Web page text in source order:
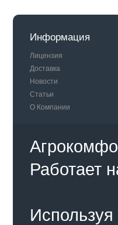
Информация
Лицензия
Доставка
Новости
Статьи
О Компании
Работает